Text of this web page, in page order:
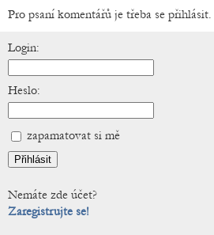
Pro psaní komentářů je třeba se přihlásit.
Login:
Heslo:
zapamatovat si mě
Nemáte zde účet?
Zaregistrujte se!